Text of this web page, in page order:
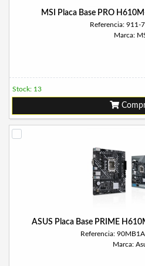
MSI Placa Base PRO
Referencia: 911-
Marca:
Stock: 13
ASUS Placa Base PRIME
Referencia:
Marca: